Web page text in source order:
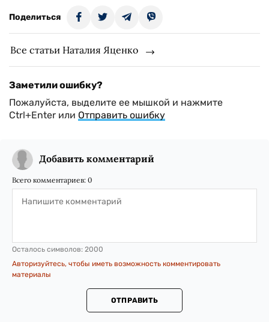
Поделиться
Все статьи Наталия Яценко
Заметили ошибку?
Пожалуйста, выделите ее мышкой и нажмите
Ctrl+Enter или Отправить ошибку
Добавить комментарий
Всего комментариев: 0
Осталось символов: 2000
Авторизуйтесь, чтобы иметь возможность комментировать
материалы
ОТПРАВИТЬ